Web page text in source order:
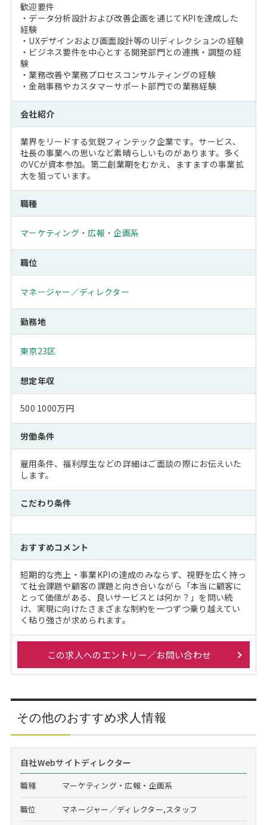
歓迎要件
・データ分析設計および改善企画を通じてKPIを達成した
経験
・UXデザインおよび画面設計等のUIディレクションの経験
・ビジネス要件を中心とする開発部門との連携・調整の経
験
・業務改善や業務プロセスコンサルティングの経験
・金融事務やカスタマーサポート部門での業務経験
会社紹介
業界をリードする気鋭フィンテック企業です。サービス、
社長の事業への思いなど素晴らしいものがあります。多く
のVCが資本参加。第二創業期をむかえ、ますますの事業拡
大を狙っています。
職種
マーケティング・広報・企画系
職位
マネージャー／ディレクター
勤務地
東京23区
想定年収
500 1000万円
労働条件
雇用条件、福利厚生などの詳細はご面談の際にお伝えいた
します。
こだわり条件
おすすめコメント
短期的な売上・事業KPIの達成のみならず、視野を広く持っ
て社会課題や顧客の課題と向き合いながら「本当に顧客に
とって価値がある、良いサービスとは何か？」を問い続
け、実現に向けたさまざまな制約を一つずつ乗り越えてい
く粘り強さが求められます。
この求人へのエントリー／お問い合わせ
その他のおすすめ求人情報
自社Webサイトディレクター
職種 マーケティング・広報・企画系
職位 マネージャー／ディレクター,スタッフ